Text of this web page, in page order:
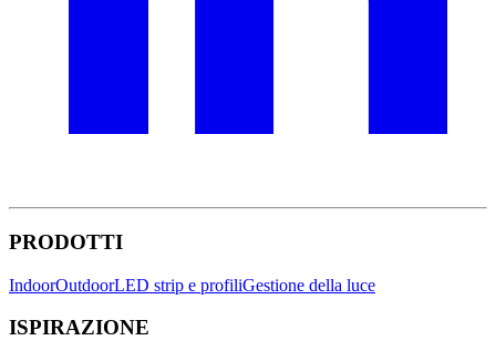
PRODOTTI
IndoorOutdoorLED strip e profiliGestione della luce
ISPIRAZIONE